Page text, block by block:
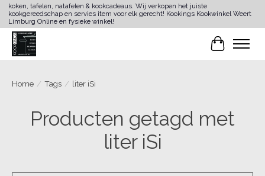
koken, tafelen, natafelen & kookcadeaus. Wij verkopen het juiste
kookgereedschap en servies item voor elk gerecht! Kookings Kookwinkel Weert
Limburg Online en fysieke winkel!
Home / Tags / liter iSi
Producten getagd met
liter iSi